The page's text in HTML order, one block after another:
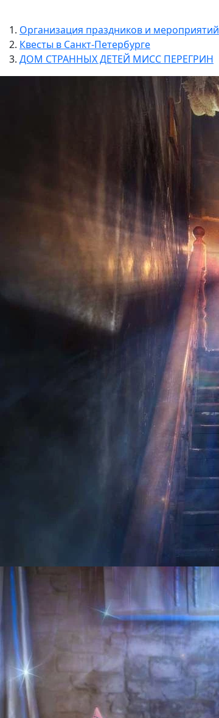
Организация праздников и мероприятий
Квесты в Санкт-Петербурге
ДОМ СТРАННЫХ ДЕТЕЙ МИСС ПЕРЕГРИН